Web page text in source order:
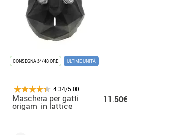
CONSEGNA 24/48 ORE ULTIME UNITÀ
4.34/5.00
Maschera per gatti
origami in lattice
11.50€